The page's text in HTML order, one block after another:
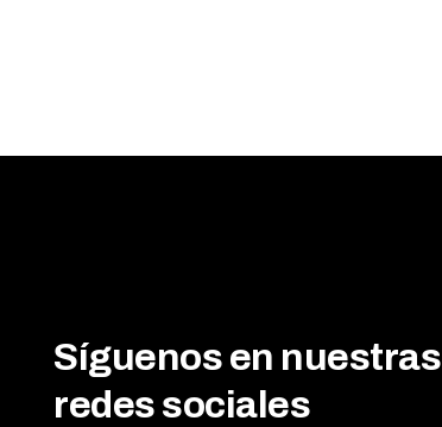
Síguenos en nuestras
redes sociales